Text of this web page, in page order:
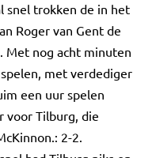
snel trokken de in het
Roger van Gent de
Met nog acht minuten
met verdediger
een uur spelen
voor Tilburg, die
2-2.